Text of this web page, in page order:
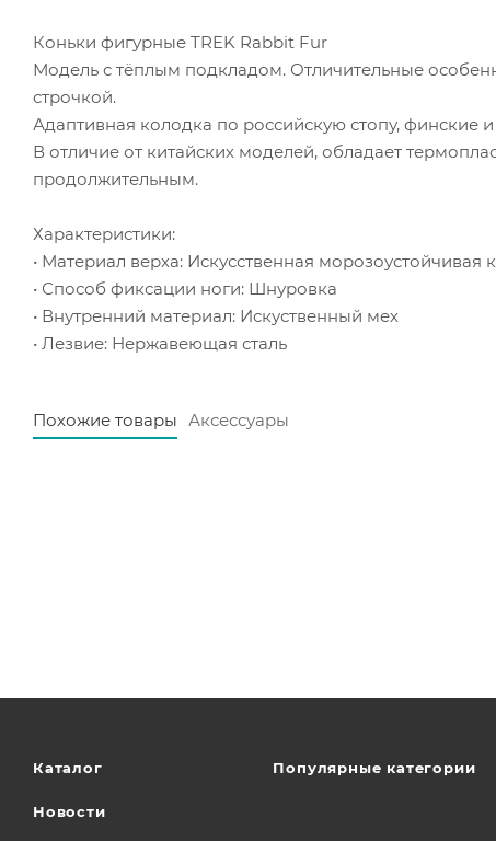
Коньки фигурные TREK Rabbit Fur
Модель с тёплым подкладом. Отличительные
строчкой.
Адаптивная колодка по российскую стопу, финские
В отличие от китайских моделей, обладает
продолжительным.
Характеристики:
• Материал верха: Искусственная морозоустойчивая
• Способ фиксации ноги: Шнуровка
• Внутренний материал: Искуственный мех
• Лезвие: Нержавеющая сталь
Похожие товары Аксессуары
Каталог
Новости
Популярные категории